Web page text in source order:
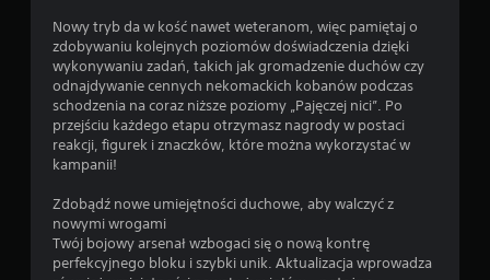
a
ć
z
m
e
n
u
r
z
e
b
o
p
o
d
c
z
a
r
a
n
i
Nowy tryb da w kość nawet weteranom, więc pamiętaj o
zdobywaniu kolejnych poziomów doświadczenia dzięki
wykonywaniu zadań, takich jak gromadzenie duchów czy
odnajdywanie cennych nekomackich kobanów podczas
schodzenia na coraz niższe poziomy „Pajęczej nici”. Po
przejściu każdego etapu otrzymasz nagrody w postaci
reakcji, figurek i znaczków, które można wykorzystać w
kampanii!
Zdobądź nowe umiejętności duchowe, aby walczyć z
nowymi wrogami
Twój bojowy arsenał wzbogaci się o nową kontrę
perfekcyjnego bloku i szybki unik. Aktualizacja wprowadza